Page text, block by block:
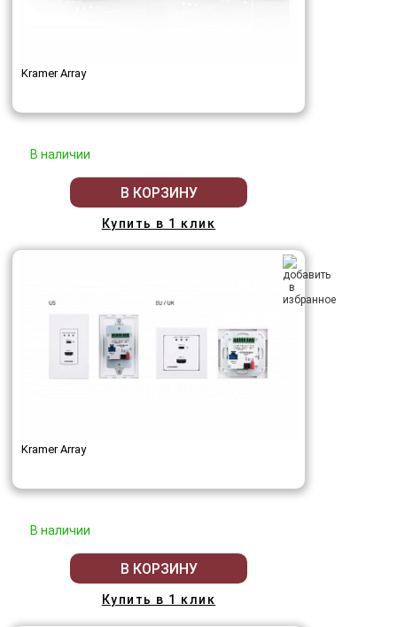
Kramer Array
В наличии
В КОРЗИНУ
Купить в 1 клик
Kramer Array
В наличии
В КОРЗИНУ
Купить в 1 клик